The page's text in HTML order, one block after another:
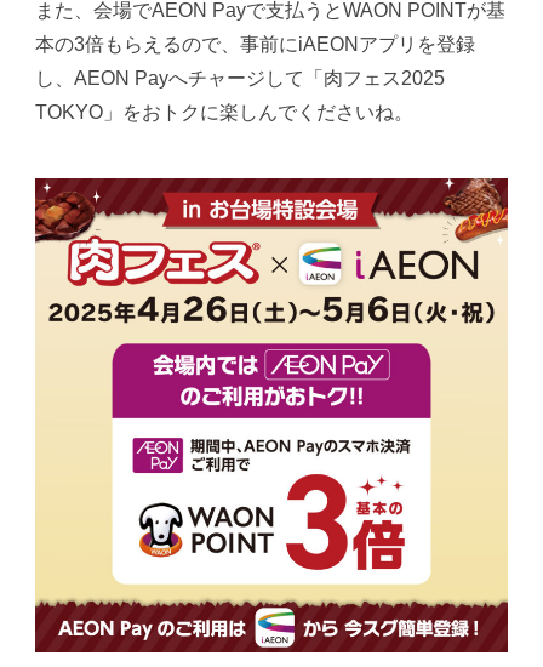
また、会場でAEON Payで支払うとWAON POINTが基
本の3倍もらえるので、事前にiAEONアプリを登録
し、AEON Payへチャージして「肉フェス2025
TOKYO」をおトクに楽しんでくださいね。